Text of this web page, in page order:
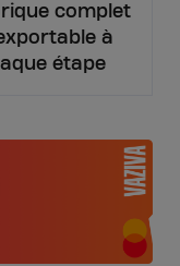
complet
à
étape